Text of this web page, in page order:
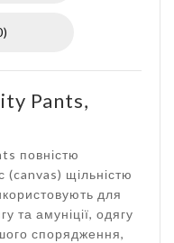
Pants,
повністю
(canvas) щільністю
для
та амуніції, одягу
спорядження,